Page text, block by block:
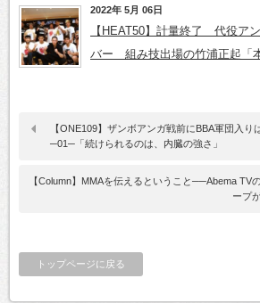
2022年 5月 06日
【HEAT50】計量終了 代役ア
バー 組み技出場の竹浦正起「
【ONE109】ザンボアンガ戦前にBBA軍団入り
─01─「続けられるのは、内臓の強さ」
【Column】MMAを伝えるということ──Abema TV
ープ
トップページに戻る